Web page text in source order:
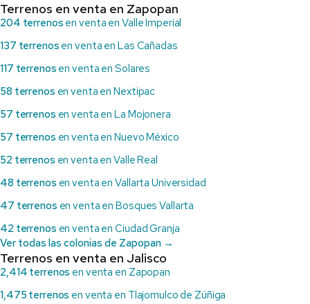
Terrenos en venta en Zapopan
204 terrenos en venta en Valle Imperial
137 terrenos en venta en Las Cañadas
117 terrenos en venta en Solares
58 terrenos en venta en Nextipac
57 terrenos en venta en La Mojonera
57 terrenos en venta en Nuevo México
52 terrenos en venta en Valle Real
48 terrenos en venta en Vallarta Universidad
47 terrenos en venta en Bosques Vallarta
42 terrenos en venta en Ciudad Granja
Ver todas las colonias de Zapopan →
Terrenos en venta en Jalisco
2,414 terrenos en venta en Zapopan
1,475 terrenos en venta en Tlajomulco de Zúñiga